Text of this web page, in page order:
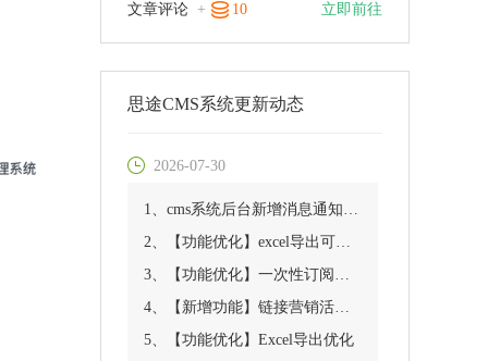
文章评论 + 10 立即前往
思途CMS系统更新动态
2026-07-30
1、cms系统后台新增消息通知优化
2、【功能优化】excel导出可指定供应商
3、【功能优化】一次性订阅消息功能优化
4、【新增功能】链接营销活动设置，新增优惠券地址
5、【功能优化】Excel导出优化